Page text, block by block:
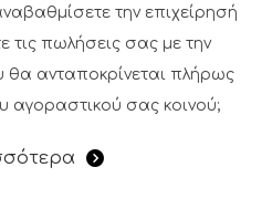
την επιχείρησή
τις πωλήσεις σας με την
θα ανταποκρίνεται πλήρως
αγοραστικού σας κοινού;